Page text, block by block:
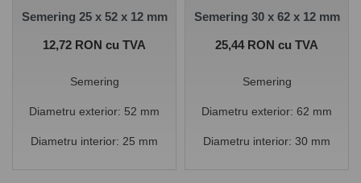
Semering 25 x 52 x 12 mm
Pret
12,72 RON cu TVA
Semering
Diametru exterior: 52 mm
Diametru interior: 25 mm
Semering 30 x 62 x 12 mm
Pret
25,44 RON cu TVA
Semering
Diametru exterior: 62 mm
Diametru interior: 30 mm